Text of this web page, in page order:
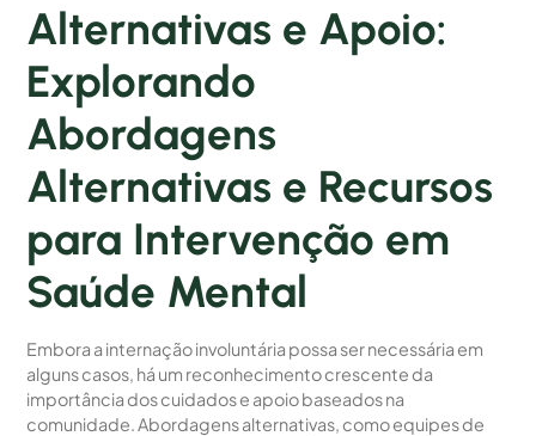
Alternativas e Apoio:
Explorando
Abordagens
Alternativas e Recursos
para Intervenção em
Saúde Mental
Embora a internação involuntária possa ser necessária em
alguns casos, há um reconhecimento crescente da
importância dos cuidados e apoio baseados na
comunidade. Abordagens alternativas, como equipes de